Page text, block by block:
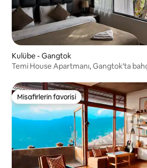
Kulübe - Gangtok
Temi House Apartmanı, Gangtok'ta
Misafirlerin favorisi
Misafirlerin favorisi